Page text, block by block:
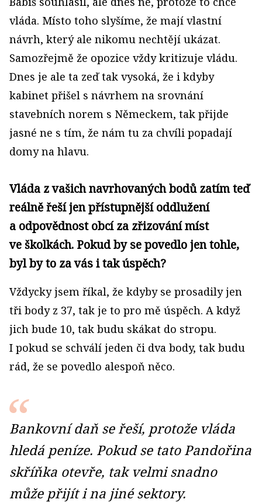
vláda. Místo toho slyšíme, že mají vlastní
návrh, který ale nikomu nechtějí ukázat.
Samozřejmě že opozice vždy kritizuje vládu.
Dnes je ale ta zeď tak vysoká, že i kdyby
kabinet přišel s návrhem na srovnání
stavebních norem s Německem, tak přijde
jasné ne s tím, že nám tu za chvíli popadají
domy na hlavu.
Vláda z vašich navrhovaných bodů zatím teď
reálně řeší jen přístupnější oddlužení
a odpovědnost obcí za zřizování míst
ve školkách. Pokud by se povedlo jen tohle,
byl by to za vás i tak úspěch?
Vždycky jsem říkal, že kdyby se prosadily jen
tři body z 37, tak je to pro mě úspěch. A když
jich bude 10, tak budu skákat do stropu.
I pokud se schválí jeden či dva body, tak budu
rád, že se povedlo alespoň něco.
Bankovní daň se řeší, protože vláda
hledá peníze. Pokud se tato Pandořina
skříňka otevře, tak velmi snadno
může přijít i na jiné sektory.